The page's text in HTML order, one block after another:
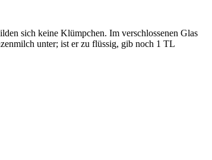
sich keine Klümpchen. Im verschlossenen Glas
unter; ist er zu flüssig, gib noch 1 TL